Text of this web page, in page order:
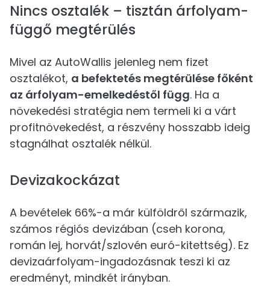
Nincs osztalék – tisztán árfolyam-
függő megtérülés
Mivel az AutoWallis jelenleg nem fizet
osztalékot, a befektetés megtérülése főként
az árfolyam-emelkedéstől függ. Ha a
növekedési stratégia nem termeli ki a várt
profitnövekedést, a részvény hosszabb ideig
stagnálhat osztalék nélkül.
Devizakockázat
A bevételek 66%-a már külföldről származik,
számos régiós devizában (cseh korona,
román lej, horvát/szlovén euró-kitettség). Ez
devizaárfolyam-ingadozásnak teszi ki az
eredményt, mindkét irányban.